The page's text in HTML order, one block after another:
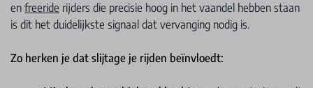
en freeride rijders die precisie hoog in het vaandel hebben staan
is dit het duidelijkste signaal dat vervanging nodig is.
Zo herken je dat slijtage je rijden beïnvloedt: